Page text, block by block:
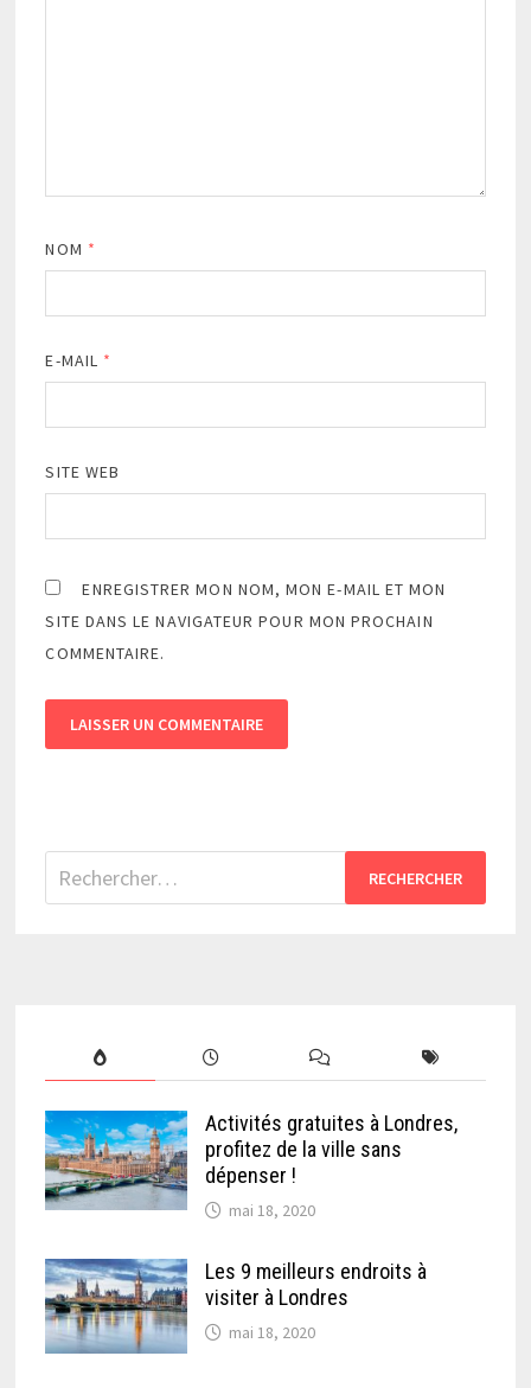
NOM *
E-MAIL *
SITE WEB
ENREGISTRER MON NOM, MON E-MAIL ET MON
SITE DANS LE NAVIGATEUR POUR MON PROCHAIN
COMMENTAIRE.
Rechercher :
Activités gratuites à Londres,
profitez de la ville sans
dépenser !
mai 18, 2020
Les 9 meilleurs endroits à
visiter à Londres
mai 18, 2020